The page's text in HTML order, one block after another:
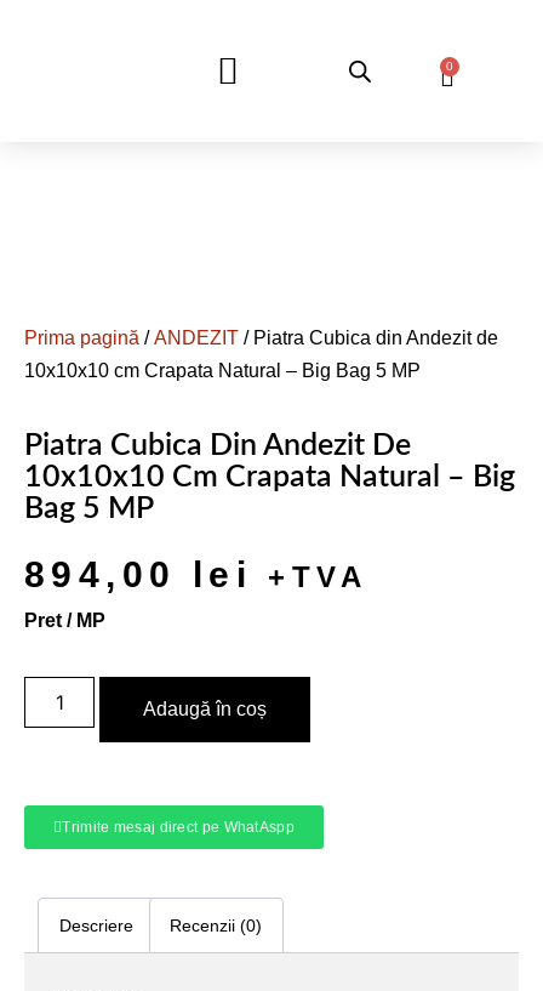
0
Prima pagină /ANDEZIT / Piatra Cubica din Andezit de
10x10x10 cm Crapata Natural – Big Bag 5 MP
Piatra Cubica Din Andezit De
10x10x10 Cm Crapata Natural – Big
Bag 5 MP
894,00 lei +TVA
Pret / MP
Adaugă în coș
Trimite mesaj direct pe WhatAspp
Descriere Recenzii (0)